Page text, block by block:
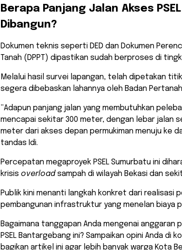
​Berapa Panjang Jalan Akses
Dibangun?
​Dokumen teknis seperti DED dan Dokumen
Tanah (DPPT) dipastikan sudah berproses di
Melalui hasil survei lapangan, telah dipetakan
segera dibebaskan lahannya oleh Badan
​”Adapun panjang jalan yang membutuhkan
mencapai sekitar 300 meter, dengan lebar jalan
meter dari akses depan permukiman menuju ke
tandas Idi.
​Percepatan megaproyek PSEL Sumurbatu ini
krisis overloadsampah di wilayah Bekasi dan
Publik kini menanti langkah konkret dari realisasi
pembangunan infrastruktur yang menelan biaya
​Bagaimana tanggapan Anda mengenai anggaran
PSEL Bantargebang ini? Sampaikan opini Anda di
bagikan artikel ini agar lebih banyak warga Kota